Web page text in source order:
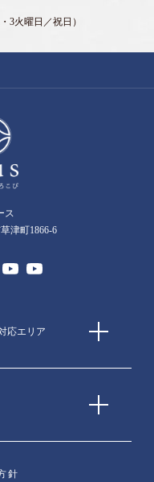
3火曜日／祝日）
ス
津町1866-6
応エリア
針